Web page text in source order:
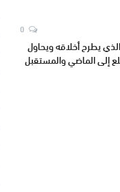
يطرح أخلاقه ويحاول
إلى الماضي والمستقبل